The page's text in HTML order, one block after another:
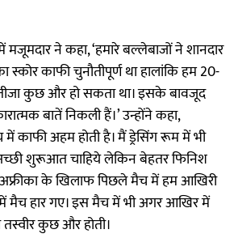
ने कहा, ‘हमारे बल्लेबाजों ने शानदार
स्कोर काफी चुनौतीपूर्ण था हालांकि हम 20-
कुछ और हो सकता था। इसके बावजूद
बातें निकली हैं।’ उन्होंने कहा,
काफी अहम होती है। मैं ड्रेसिंग रूम में भी
शुरूआत चाहिये लेकिन बेहतर फिनिश
के खिलाफ पिछले मैच में हम आखिरी
मैच हार गए। इस मैच में भी अगर आखिर में
कुछ और होती।